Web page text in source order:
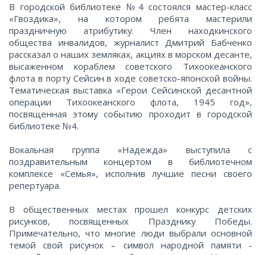
В городской библиотеке №4 состоялся мастер-класс
«Гвоздика», на котором ребята мастерили
праздничную атрибутику. Член находкинского
общества инвалидов, журналист Дмитрий Бабченко
рассказал о наших земляках, акциях в морском десанте,
высаженном кораблем советского Тихоокеанского
флота в порту Сейсин в ходе советско-японской войны.
Тематическая выставка «Герои Сейсинской десантной
операции Тихоокеанского флота, 1945 год»,
посвященная этому событию проходит в городской
библиотеке №4.
Вокальная группа «Надежда» выступила с
поздравительным концертом в библиотечном
комплексе «Семья», исполнив лучшие песни своего
репертуара.
В общественных местах прошел конкурс детских
рисунков, посвященных Празднику Победы.
Примечательно, что многие люди выбрали основной
темой свой рисунок – символ народной памяти -
100 200 500